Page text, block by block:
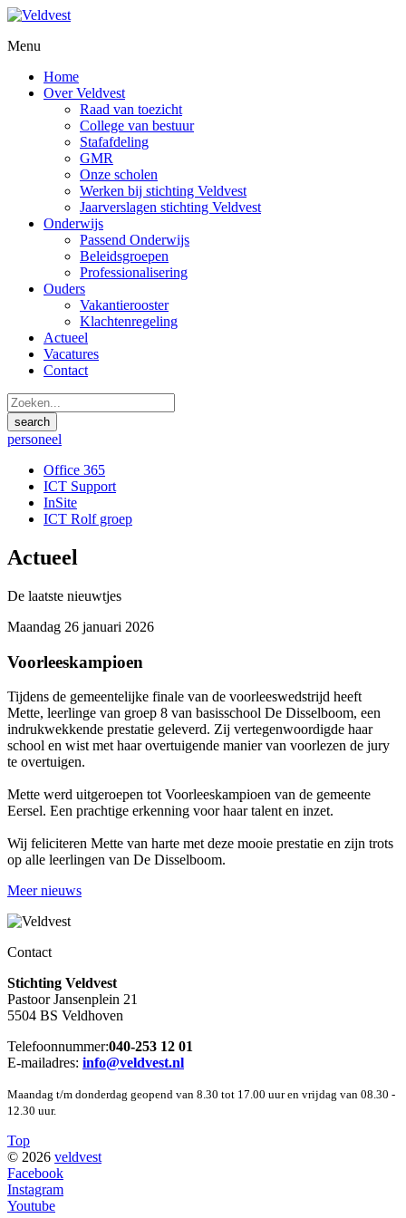
Menu
Home
Over Veldvest
Raad van toezicht
College van bestuur
Stafafdeling
GMR
Onze scholen
Werken bij stichting Veldvest
Jaarverslagen stichting Veldvest
Onderwijs
Passend Onderwijs
Beleidsgroepen
Professionalisering
Ouders
Vakantierooster
Klachtenregeling
Actueel
Vacatures
Contact
personeel
Office 365
ICT Support
InSite
ICT Rolf groep
Actueel
De laatste nieuwtjes
Maandag 26 januari 2026
Voorleeskampioen
Tijdens de gemeentelijke finale van de voorleeswedstrijd heeft
Mette, leerlinge van groep 8 van basisschool De Disselboom, een
indrukwekkende prestatie geleverd. Zij vertegenwoordigde haar
school en wist met haar overtuigende manier van voorlezen de jury
te overtuigen.
Mette werd uitgeroepen tot Voorleeskampioen van de gemeente
Eersel. Een prachtige erkenning voor haar talent en inzet.
Wij feliciteren Mette van harte met deze mooie prestatie en zijn trots
op alle leerlingen van De Disselboom.
Meer nieuws
Contact
Stichting Veldvest
Pastoor Jansenplein 21
5504 BS Veldhoven
Telefoonnummer:040-253 12 01
E-mailadres: info@veldvest.nl
Maandag t/m donderdag geopend van 8.30 tot 17.00 uur en vrijdag van 08.30 -
12.30 uur.
Top
© 2026 veldvest
Facebook
Instagram
Youtube